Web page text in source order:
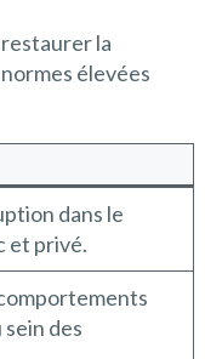
la
élevées
dans le
et privé.
des